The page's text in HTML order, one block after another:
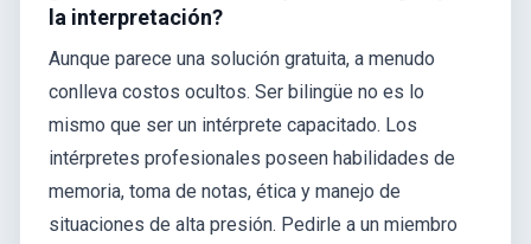
la interpretación?
Aunque parece una solución gratuita, a menudo
conlleva costos ocultos. Ser bilingüe no es lo
mismo que ser un intérprete capacitado. Los
intérpretes profesionales poseen habilidades de
memoria, toma de notas, ética y manejo de
situaciones de alta presión. Pedirle a un miembro